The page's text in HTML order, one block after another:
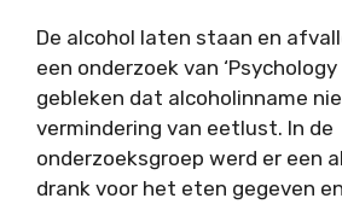
De alcohol laten staan en
een onderzoek van
gebleken dat alcoholinname
vermindering van eetlust. In de
onderzoeksgroep werd er een
drank voor het eten gegeven